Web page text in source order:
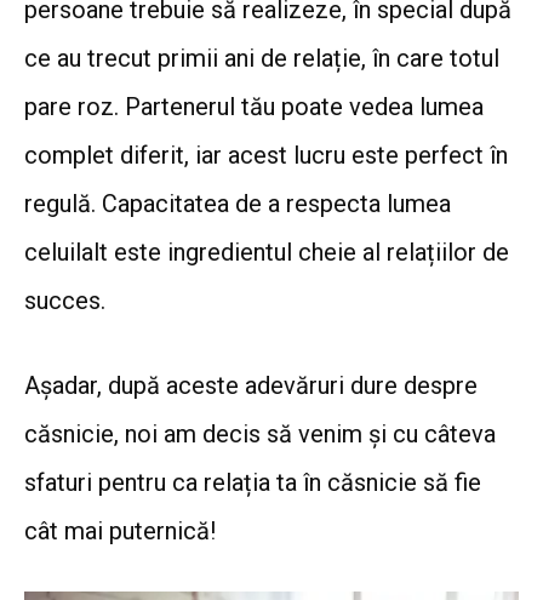
persoane trebuie să realizeze, în special după
ce au trecut primii ani de relație, în care totul
pare roz. Partenerul tău poate vedea lumea
complet diferit, iar acest lucru este perfect în
regulă. Capacitatea de a respecta lumea
celuilalt este ingredientul cheie al relațiilor de
succes.
Așadar, după aceste adevăruri dure despre
căsnicie, noi am decis să venim și cu câteva
sfaturi pentru ca relația ta în căsnicie să fie
cât mai puternică!